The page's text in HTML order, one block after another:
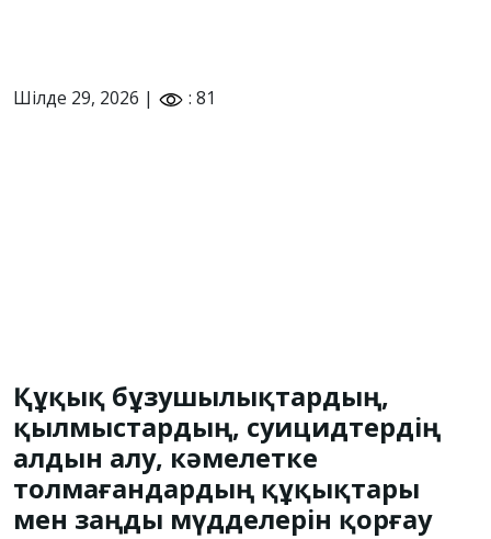
Шілде 29, 2026 | : 81
Құқық бұзушылықтардың,
қылмыстардың, суицидтердің
алдын алу, кәмелетке
толмағандардың құқықтары
мен заңды мүдделерін қорғау